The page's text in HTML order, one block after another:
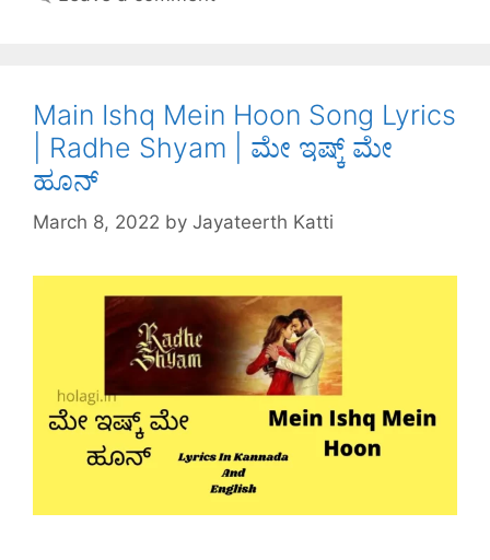
k
Main Ishq Mein Hoon Song Lyrics
| Radhe Shyam | ಮೇ ಇಷ್ಕ್ ಮೇ
ಹೂನ್
March 8, 2022 by Jayateerth Katti